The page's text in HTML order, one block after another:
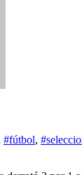
#fútbol,